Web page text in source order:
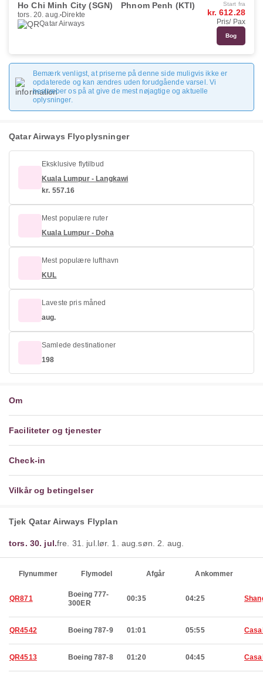
Ho Chi Minh City (SGN) Phnom Penh (KTI)
tors. 20. aug. Direkte
Qatar Airways
Start fra
kr. 612.28
Pris/ Pax
Bog
Bemærk venligst, at priserne på denne side muligvis ikke er
opdaterede og kan ændres uden forudgående varsel. Vi
bestræber os på at give de mest nøjagtige og aktuelle
oplysninger.
Qatar Airways Flyoplysninger
Eksklusive flytilbud
Kuala Lumpur - Langkawi
kr. 557.16
Mest populære ruter
Kuala Lumpur - Doha
Mest populære lufthavn
KUL
Laveste pris måned
aug.
Samlede destinationer
198
Om
Faciliteter og tjenester
Check-in
Vilkår og betingelser
Tjek Qatar Airways Flyplan
tors. 30. jul.fre. 31. jul. lør. 1. aug.søn. 2. aug.
Flynummer Flymodel Afgår Ankommer
QR871
Boeing 777-
300ER
00:35 04:25
QR4542 Boeing 787-9 01:01 05:55
QR4513 Boeing 787-8 01:20 04:45